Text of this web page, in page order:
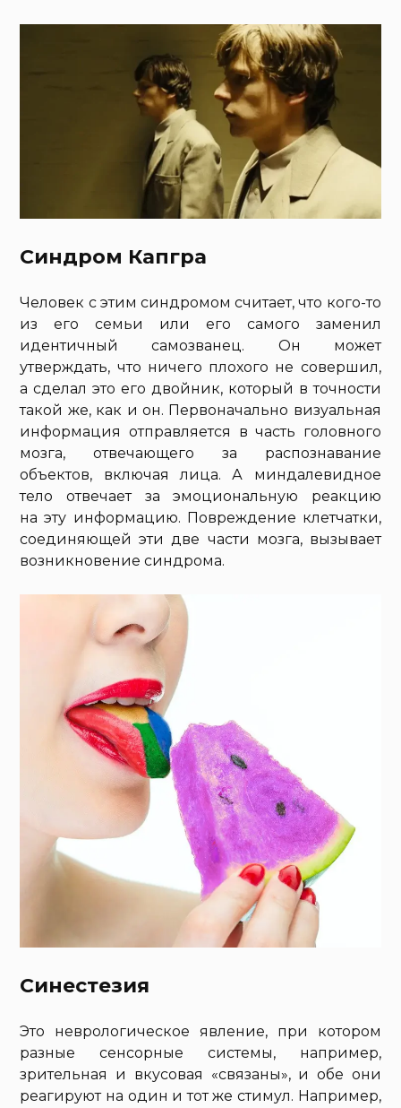
Синдром Капгра
Человек с этим синдромом считает, что кого-то
из его семьи или его самого заменил
идентичный самозванец. Он может
утверждать, что ничего плохого не совершил,
а сделал это его двойник, который в точности
такой же, как и он. Первоначально визуальная
информация отправляется в часть головного
мозга, отвечающего за распознавание
объектов, включая лица. А миндалевидное
тело отвечает за эмоциональную реакцию
на эту информацию. Повреждение клетчатки,
соединяющей эти две части мозга, вызывает
возникновение синдрома.
Синестезия
Это неврологическое явление, при котором
разные сенсорные системы, например,
зрительная и вкусовая «связаны», и обе они
реагируют на один и тот же стимул. Например,